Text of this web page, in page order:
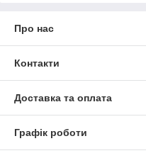
Про нас
Контакти
Доставка та оплата
Графік роботи